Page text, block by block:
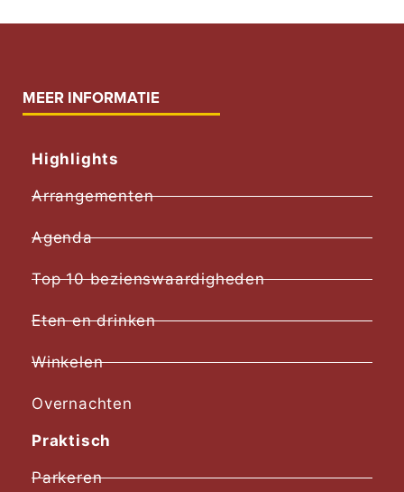
MEER INFORMATIE
Highlights
Arrangementen
Agenda
Top 10 bezienswaardigheden
Eten en drinken
Winkelen
Overnachten
Praktisch
Parkeren